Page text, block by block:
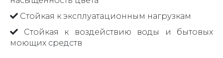
Стойкая к эксплуатационным нагрузкам
Стойкая к воздействию воды и бытовых
моющих средств